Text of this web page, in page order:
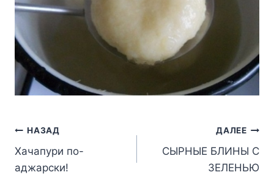
Навигация
по
НАЗАД
Хачапури по-
аджарски!
ДАЛЕЕ
СЫРНЫЕ БЛИНЫ С
ЗЕЛЕНЬЮ